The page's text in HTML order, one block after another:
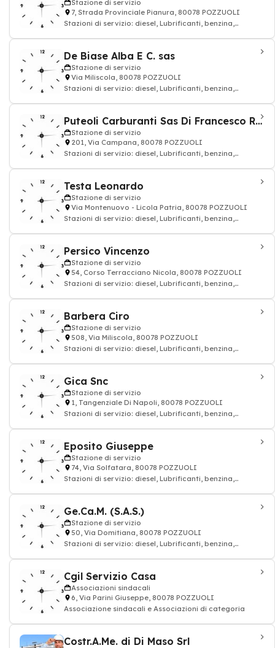
Stazione di servizio
7, Strada Provinciale Pianura, 80078 POZZUOLI
Stazioni di servizio: diesel, Lubrificanti, benzina,
De Biase Alba E C. sas
Stazione di servizio
Via Miliscola, 80078 POZZUOLI
Stazioni di servizio: diesel, Lubrificanti, benzina,
Puteoli Carburanti Sas Di Francesco Riccio E C.
Stazione di servizio
201, Via Campana, 80078 POZZUOLI
Stazioni di servizio: diesel, Lubrificanti, benzina,
Testa Leonardo
Stazione di servizio
Via Montenuovo - Licola Patria, 80078 POZZUOLI
Stazioni di servizio: diesel, Lubrificanti, benzina,
Persico Vincenzo
Stazione di servizio
54, Corso Terracciano Nicola, 80078 POZZUOLI
Stazioni di servizio: diesel, Lubrificanti, benzina,
Barbera Ciro
Stazione di servizio
508, Via Miliscola, 80078 POZZUOLI
Stazioni di servizio: diesel, Lubrificanti, benzina,
Gica Snc
Stazione di servizio
1, Tangenziale Di Napoli, 80078 POZZUOLI
Stazioni di servizio: diesel, Lubrificanti, benzina,
Eposito Giuseppe
Stazione di servizio
74, Via Solfatara, 80078 POZZUOLI
Stazioni di servizio: diesel, Lubrificanti, benzina,
Ge.Ca.M. (S.A.S.)
Stazione di servizio
50, Via Domitiana, 80078 POZZUOLI
Stazioni di servizio: diesel, Lubrificanti, benzina,
Cgil Servizio Casa
Associazioni sindacali
6, Via Parini Giuseppe, 80078 POZZUOLI
Associazione sindacali e Associazioni di categoria
Costr.A.Me. di Di Maso Srl